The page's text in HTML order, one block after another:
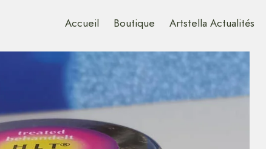
Accueil Boutique Artstella Actualités